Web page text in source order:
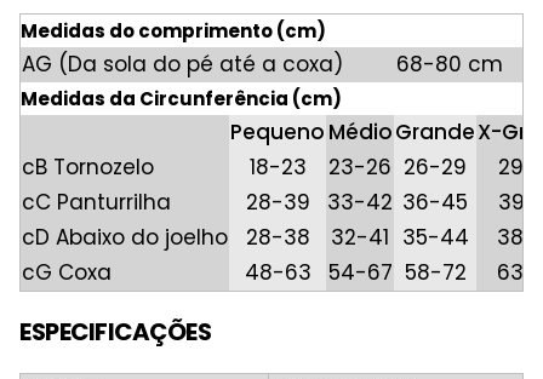
Medidas do comprimento (cm)
AG (Da sola do pé até a coxa) 68-80 cm
Medidas da Circunferência (cm)
Pequeno MédioGrandeX-
cB Tornozelo
18-23 23-26 26-29
29-
cC Panturrilha
28-39 33-42 36-45
39-
cD Abaixo do joelho
28-38 32-41 35-44
38-
cG Coxa
48-63 54-67 58-72 63-
ESPECIFICAÇÕES